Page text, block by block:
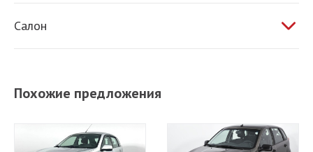
Салон
Бортовой компьютер
Похожие предложения